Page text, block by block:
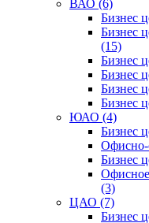
ВАО (6)
Бизнес
Бизнес
(15)
Бизнес
Бизнес
Бизнес
Бизнес
ЮАО (4)
Бизнес
Офисно-
Бизнес
(3)
ЦАО (7)
Бизнес